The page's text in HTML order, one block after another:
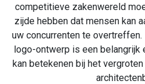
competitieve zakenwereld
zijde hebben dat mensen kan
uw concurrenten te
logo-ontwerp is een belangrijk
kan betekenen bij het